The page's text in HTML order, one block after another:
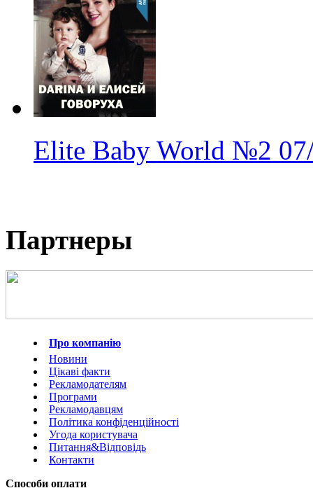
Elite Baby World №2
Партнеры
Про компанію
Новини
Цікаві факти
Рекламодателям
Програми
Рекламодавцям
Політика конфіденційності
Угода користувача
Питання&Відповідь
Контакти
Способи оплати